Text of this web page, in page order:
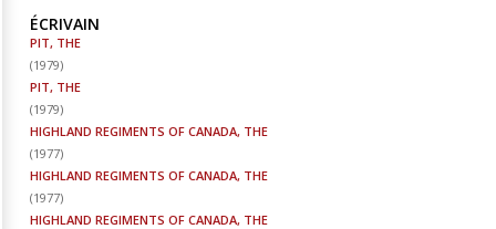
ÉCRIVAIN
PIT, THE
(1979)
PIT, THE
(1979)
HIGHLAND REGIMENTS OF CANADA, THE
(1977)
HIGHLAND REGIMENTS OF CANADA, THE
(1977)
HIGHLAND REGIMENTS OF CANADA, THE